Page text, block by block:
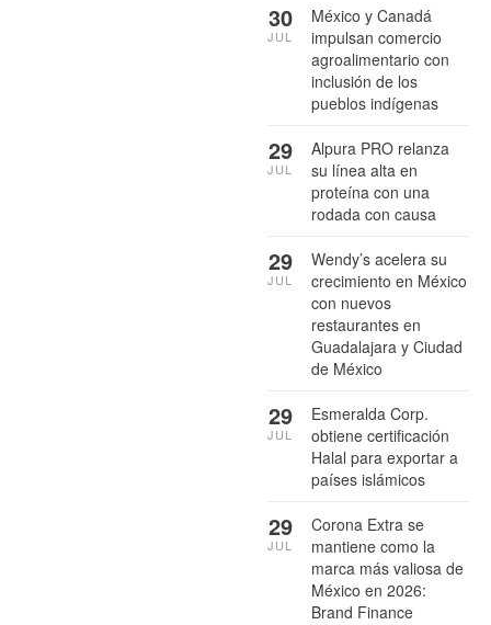
México y Canadá
impulsan comercio
agroalimentario con
inclusión de los
pueblos indígenas
30
JUL
Alpura PRO relanza
su línea alta en
proteína con una
rodada con causa
29
JUL
Wendy’s acelera su
crecimiento en México
con nuevos
restaurantes en
Guadalajara y Ciudad
de México
29
JUL
Esmeralda Corp.
obtiene certificación
Halal para exportar a
países islámicos
29
JUL
Corona Extra se
mantiene como la
marca más valiosa de
México en 2026:
Brand Finance
29
JUL